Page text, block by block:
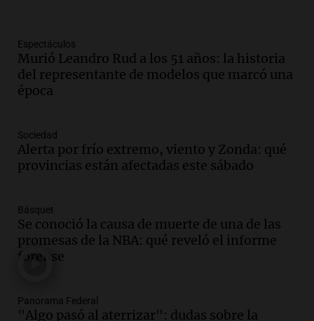
Audio.
las nuevas detenciones: "En esa casa
todos tenían algo que ver"
Una mañana para todos
Audio.
desayuno ideal: ¿ qué alimentos
conviene priorizar cada día ?
Audio.Análisis de la derrota legislativa
del oficialismo en el Congreso: El
impacto en la opinión pública
Panorama Federal
Audio.Murió Jorge Messi
Espectáculos
Murió Leandro Rud a los 51 años: la historia
del representante de modelos que marcó una
época
Sociedad
Alerta por frío extremo, viento y Zonda: qué
provincias están afectadas este sábado
Básquet
Se conoció la causa de muerte de una de las
promesas de la NBA: qué reveló el informe
forense
Panorama Federal
"Algo pasó al aterrizar": dudas sobre la